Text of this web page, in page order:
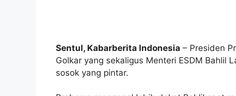
Sentul, Kabarberita Indonesia – Presiden
Golkar yang sekaligus Menteri ESDM Bahlil
sosok yang pintar.